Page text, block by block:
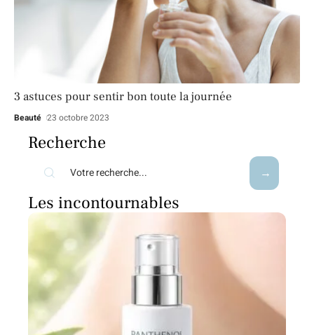
3 astuces pour sentir bon toute la journée
Beauté 23 octobre 2023
Recherche
Les incontournables